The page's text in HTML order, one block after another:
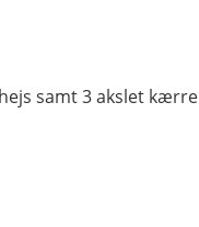
samt 3 akslet kærre